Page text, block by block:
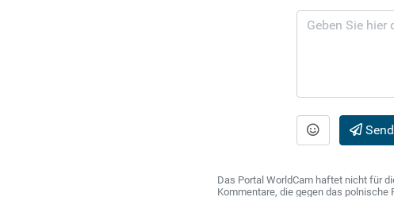
Das Portal WorldCam haftet nicht für
Kommentare, die gegen das polnische